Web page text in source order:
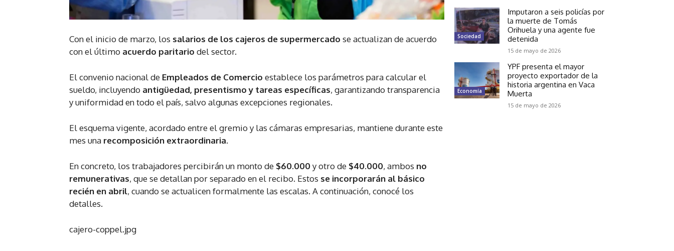
Con el inicio de marzo, los salarios de los cajeros de supermercado se actualizan de acuerdo
con el último acuerdo paritario del sector.
El convenio nacional de Empleados de Comercio establece los parámetros para calcular el
sueldo, incluyendo antigüedad, presentismo y tareas específicas, garantizando transparencia
y uniformidad en todo el país, salvo algunas excepciones regionales.
El esquema vigente, acordado entre el gremio y las cámaras empresarias, mantiene durante este
mes una recomposición extraordinaria.
En concreto, los trabajadores percibirán un monto de $60.000y otro de $40.000, ambos no
remunerativas, que se detallan por separado en el recibo. Estos se incorporarán al básico
recién en abril, cuando se actualicen formalmente las escalas. A continuación, conocé los
detalles.
cajero-coppel.jpg
Sociedad
Imputaron a seis policías por
la muerte de Tomás
Orihuela y una agente fue
detenida
15 de mayo de 2026
Economía
YPF presenta el mayor
proyecto exportador de la
historia argentina en Vaca
Muerta
15 de mayo de 2026